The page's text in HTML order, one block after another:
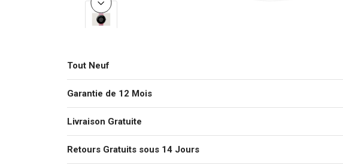
Tout Neuf
Garantie de 12 Mois
Livraison Gratuite
Retours Gratuits sous 14 Jours